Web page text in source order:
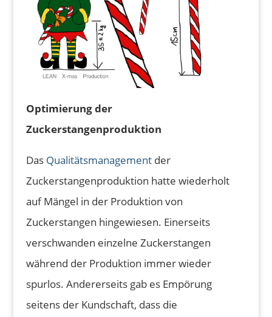
Optimierung der
Zuckerstangenproduktion
Das Qualitätsmanagementder
Zuckerstangenproduktion hatte wiederholt
auf Mängel in der Produktion von
Zuckerstangen hingewiesen. Einerseits
verschwanden einzelne Zuckerstangen
während der Produktion immer wieder
spurlos. Andererseits gab es Empörung
seitens der Kundschaft, dass die